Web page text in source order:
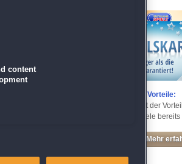
Entdecke die Vorteile:
Sichere dir mit der
Rabatte – Spiele
Mehr
content